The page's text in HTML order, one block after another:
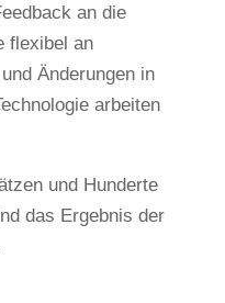
an die
flexibel an
Änderungen in
arbeiten
und Hunderte
das Ergebnis der